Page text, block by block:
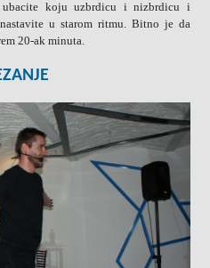
koju uzbrdicu i nizbrdicu i
u starom ritmu. Bitno je da
20-ak minuta.